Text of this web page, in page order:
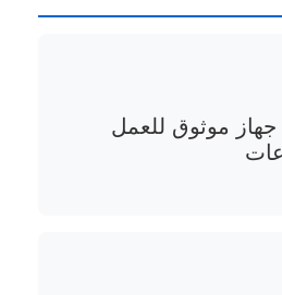
جهاز موثوق للعمل